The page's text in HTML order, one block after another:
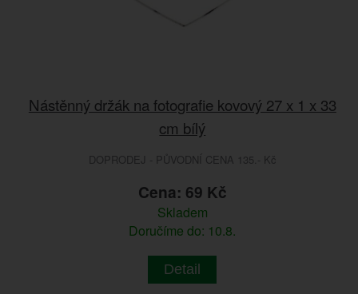
Nástěnný držák na fotografie kovový 27 x 1 x 33
cm bílý
DOPRODEJ - PŮVODNÍ CENA 135.- Kč
Cena: 69 Kč
Skladem
Doručíme do: 10.8.
Detail